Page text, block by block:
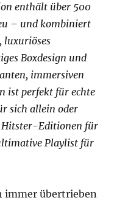
enthält über 500
– und kombiniert
luxuriöses
Boxdesign und
immersiven
ist perfekt für echte
sich allein oder
Editionen für
Playlist für
immer übertrieben